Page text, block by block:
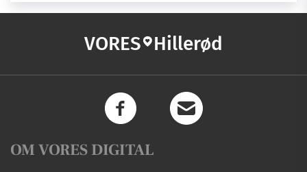
VORES Hillerød
OM VORES DIGITAL